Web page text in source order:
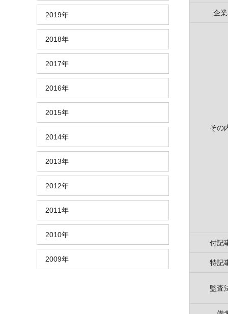
2019年
2018年
2017年
2016年
2015年
2014年
2013年
2012年
2011年
2010年
2009年
企
その
付記
特記
監査